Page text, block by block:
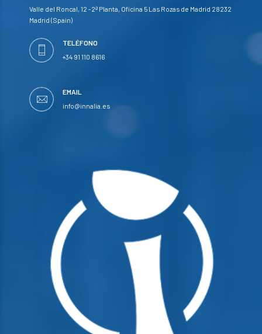
Valle del Roncal, 12 -2ª Planta, Oficina 5 Las Rozas de Madrid 28232
Madrid (Spain)
TELÉFONO
+34 91 110 8616
EMAIL
info@innalia.es